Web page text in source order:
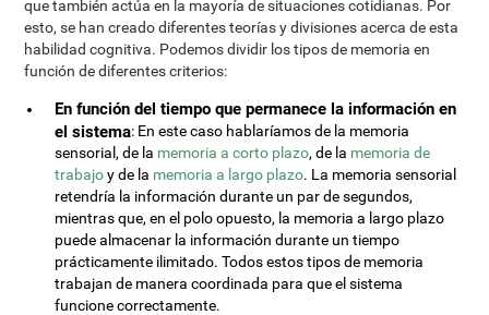
que también actúa en la mayoría de situaciones cotidianas. Por
esto, se han creado diferentes teorías y divisiones acerca de esta
habilidad cognitiva. Podemos dividir los tipos de memoria en
función de diferentes criterios:
En función del tiempo que permanece la información en
el sistema: En este caso hablaríamos de la memoria
sensorial, de la memoria a corto plazo, de la memoria de
trabajoy de la memoria a largo plazo. La memoria sensorial
retendría la información durante un par de segundos,
mientras que, en el polo opuesto, la memoria a largo plazo
puede almacenar la información durante un tiempo
prácticamente ilimitado. Todos estos tipos de memoria
trabajan de manera coordinada para que el sistema
funcione correctamente.